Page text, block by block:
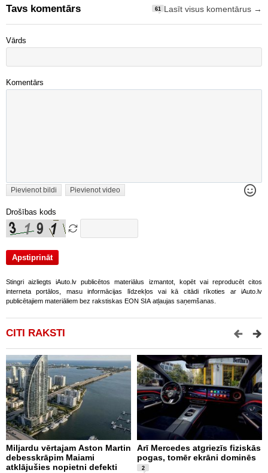
Tavs komentārs 61 Lasīt visus komentārus →
Vārds
Komentārs
Pievienot bildi Pievienot video
Drošības kods
Stingri aizliegts iAuto.lv publicētos materiālus izmantot, kopēt vai reproducēt citos
interneta portālos, masu informācijas līdzekļos vai kā citādi rīkoties ar iAuto.lv
publicētajiem materiāliem bez rakstiskas EON SIA atļaujas saņemšanas.
CITI RAKSTI
Miljardu vērtajam Aston Martin
debesskrāpim Maiami
atklājušies nopietni defekti
Arī Mercedes atgriezīs fiziskās
pogas, tomēr ekrāni dominēs
2